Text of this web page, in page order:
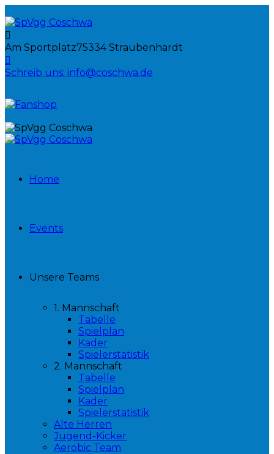
Am Sportplatz75334 Straubenhardt
Schreib uns: info@coschwa.de
Home
Events
Unsere Teams
1. Mannschaft
Tabelle
Spielplan
Kader
Spielerstatistik
2. Mannschaft
Tabelle
Spielplan
Kader
Spielerstatistik
Alte Herren
Jugend-Kicker
Aerobic Team